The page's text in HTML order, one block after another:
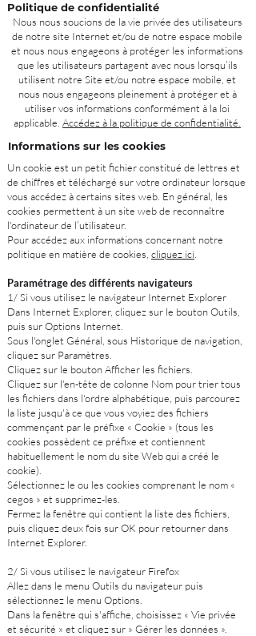
Politique de confidentialité
Nous nous soucions de la vie privée des utilisateurs
de notre site Internet et/ou de notre espace mobile
et nous nous engageons à protéger les informations
que les utilisateurs partagent avec nous lorsqu’ils
utilisent notre Site et/ou notre espace mobile, et
nous nous engageons pleinement à protéger et à
utiliser vos informations conformément à la loi
applicable. Accédez à la politique de confidentialité.
Informations sur les cookies
Un cookie est un petit fichier constitué de lettres et
de chiffres et téléchargé sur votre ordinateur lorsque
vous accédez à certains sites web. En général, les
cookies permettent à un site web de reconnaître
l'ordinateur de l’utilisateur.
Pour accédez aux informations concernant notre
politique en matière de cookies, cliquez ici
Paramétrage des différents navigateurs
1/ Si vous utilisez le navigateur Internet Explorer
Dans Internet Explorer, cliquez sur le bouton Outils,
puis sur Options Internet.
Sous l'onglet Général, sous Historique de navigation,
cliquez sur Paramètres.
Cliquez sur le bouton Afficher les fichiers.
Cliquez sur l'en-tête de colonne Nom pour trier tous
les fichiers dans l'ordre alphabétique, puis parcourez
la liste jusqu'à ce que vous voyiez des fichiers
commençant par le préfixe « Cookie » (tous les
cookies possèdent ce préfixe et contiennent
habituellement le nom du site Web qui a créé le
cookie).
Sélectionnez le ou les cookies comprenant le nom «
cegos » et supprimez-les.
Fermez la fenêtre qui contient la liste des fichiers,
puis cliquez deux fois sur OK pour retourner dans
Internet Explorer.
2/ Si vous utilisez le navigateur Firefox
Allez dans le menu Outils du navigateur puis
sélectionnez le menu Options.
Dans la fenêtre qui s'affiche, choisissez « Vie privée
et sécurité » et cliquez sur » Gérer les données ».